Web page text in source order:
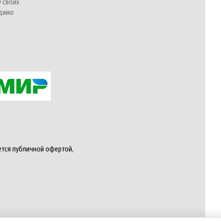
своих
публичной офертой,